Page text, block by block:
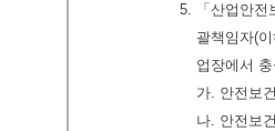
5. 「산업안전
괄책임자(
업장에서
가. 안전보
나. 안전보